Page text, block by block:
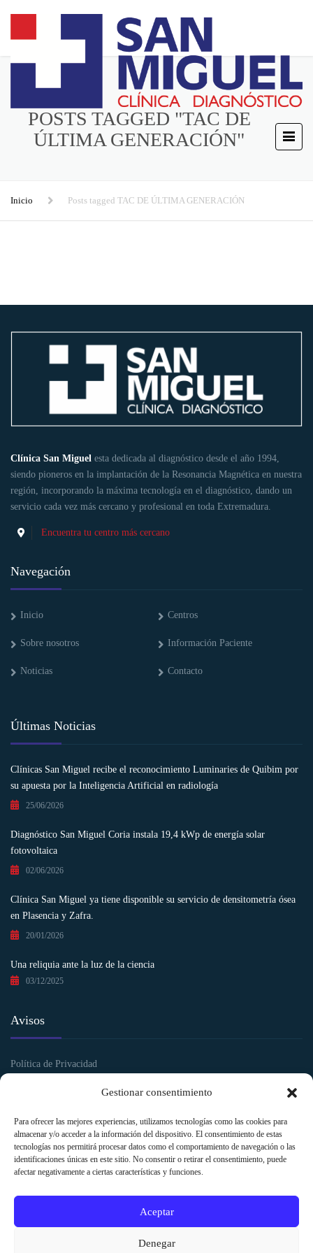
Gestionar consentimiento
Para ofrecer las mejores experiencias, utilizamos tecnologías como las cookies para
almacenar y/o acceder a la información del dispositivo. El consentimiento de estas
tecnologías nos permitirá procesar datos como el comportamiento de navegación o las
identificaciones únicas en este sitio. No consentir o retirar el consentimiento, puede
afectar negativamente a ciertas características y funciones.
Aceptar
Denegar
POSTS TAGGED "TAC DE
ÚLTIMA GENERACIÓN"
Inicio Posts tagged TAC DE ÚLTIMA GENERACIÓN
Clínica San Miguel esta dedicada al diagnóstico desde el año 1994,
siendo pioneros en la implantación de la Resonancia Magnética en nuestra
región, incorporando la máxima tecnología en el diagnóstico, dando un
servicio cada vez más cercano y profesional en toda Extremadura.
Encuentra tu centro más cercano
Navegación
Inicio Centros
Sobre nosotros Información Paciente
Noticias Contacto
Últimas Noticias
Clínicas San Miguel recibe el reconocimiento Luminaries de Quibim por
su apuesta por la Inteligencia Artificial en radiología
25/06/2026
Diagnóstico San Miguel Coria instala 19,4 kWp de energía solar
fotovoltaica
02/06/2026
Clínica San Miguel ya tiene disponible su servicio de densitometría ósea
en Plasencia y Zafra.
20/01/2026
Una reliquia ante la luz de la ciencia
03/12/2025
Avisos
Política de Privacidad